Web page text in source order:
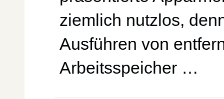
ziemlich nutzlos,
Ausführen von
Arbeitsspeicher …